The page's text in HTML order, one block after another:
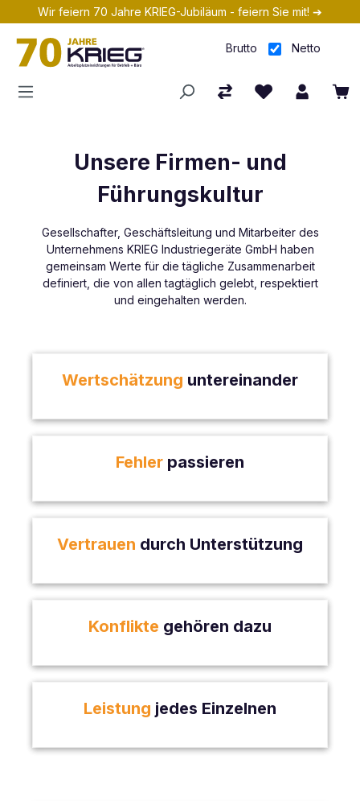
Zum Hauptinhalt springen
Wir feiern 70 Jahre KRIEG-Jubiläum - feiern Sie mit! ➔
Brutto Netto
Unsere Firmen- und
Führungskultur
Gesellschafter, Geschäftsleitung und Mitarbeiter des
Unternehmens KRIEG Industriegeräte GmbH haben
gemeinsam Werte für die tägliche Zusammenarbeit
definiert, die von allen tagtäglich gelebt, respektiert
und eingehalten werden.
Wertschätzung untereinander
Fehler passieren
Vertrauen durch Unterstützung
Konflikte gehören dazu
Leistung jedes Einzelnen